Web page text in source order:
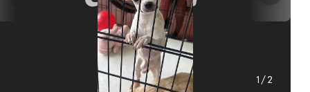
1 /2